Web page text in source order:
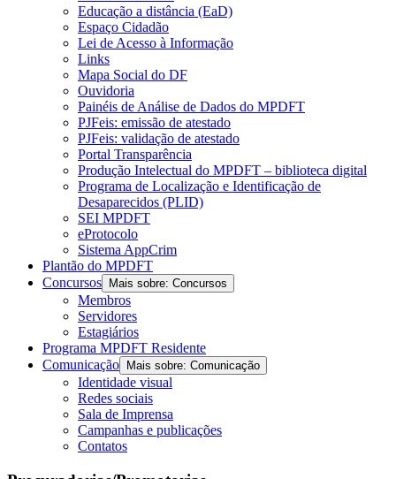
Educação a distância (EaD)
Espaço Cidadão
Lei de Acesso à Informação
Links
Mapa Social do DF
Ouvidoria
Painéis de Análise de Dados do MPDFT
PJFeis: emissão de atestado
PJFeis: validação de atestado
Portal Transparência
Produção Intelectual do MPDFT – biblioteca digital
Programa de Localização e Identificação de
Desaparecidos (PLID)
SEI MPDFT
eProtocolo
Sistema AppCrim
Plantão do MPDFT
Concursos
Mais sobre: Concursos
Membros
Servidores
Estagiários
Programa MPDFT Residente
Comunicação
Mais sobre: Comunicação
Identidade visual
Redes sociais
Sala de Imprensa
Campanhas e publicações
Contatos